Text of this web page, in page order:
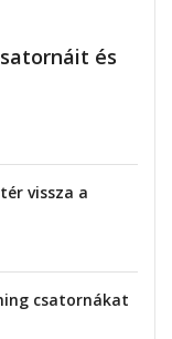
és
vissza a
csatornákat